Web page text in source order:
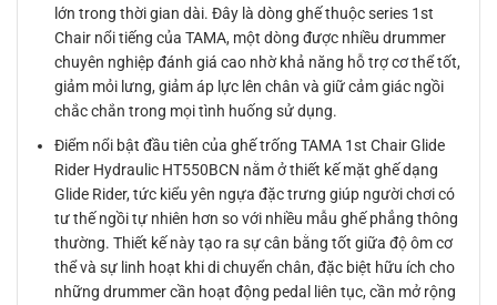
lớn trong thời gian dài. Đây là dòng ghế thuộc series 1st
Chair nổi tiếng của TAMA, một dòng được nhiều drummer
chuyên nghiệp đánh giá cao nhờ khả năng hỗ trợ cơ thể tốt,
giảm mỏi lưng, giảm áp lực lên chân và giữ cảm giác ngồi
chắc chắn trong mọi tình huống sử dụng.
Điểm nổi bật đầu tiên của ghế trống TAMA 1st Chair Glide
Rider Hydraulic HT550BCN nằm ở thiết kế mặt ghế dạng
Glide Rider, tức kiểu yên ngựa đặc trưng giúp người chơi có
tư thế ngồi tự nhiên hơn so với nhiều mẫu ghế phẳng thông
thường. Thiết kế này tạo ra sự cân bằng tốt giữa độ ôm cơ
thể và sự linh hoạt khi di chuyển chân, đặc biệt hữu ích cho
những drummer cần hoạt động pedal liên tục, cần mở rộng